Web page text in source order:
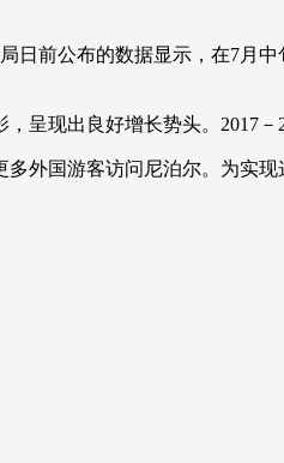
会 CBA NBA 中超
体育江湖 文化体育 冰雪道路
公布的数据显示，在7月中
现出良好增长势头。2017－
国游客访问尼泊尔。为实现